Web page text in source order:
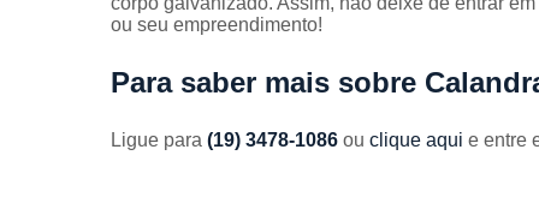
Guarda
Guarda
Serviços de
ou seu empreendimento!
Para saber mais sobre
Ligue para (19) 3478-1086 ou clique aqui e entre